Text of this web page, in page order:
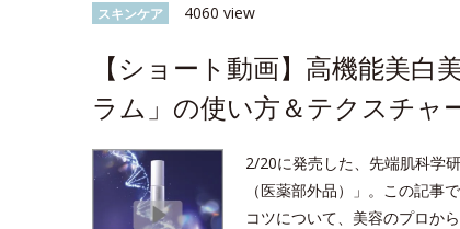
スキンケア 4060 view
【ショート動画】高機能美
ラム」の使い方＆テクスチャ
2/20に発売した、先端肌科学
（医薬部外品）」。この記事
コツについて、美容のプロか